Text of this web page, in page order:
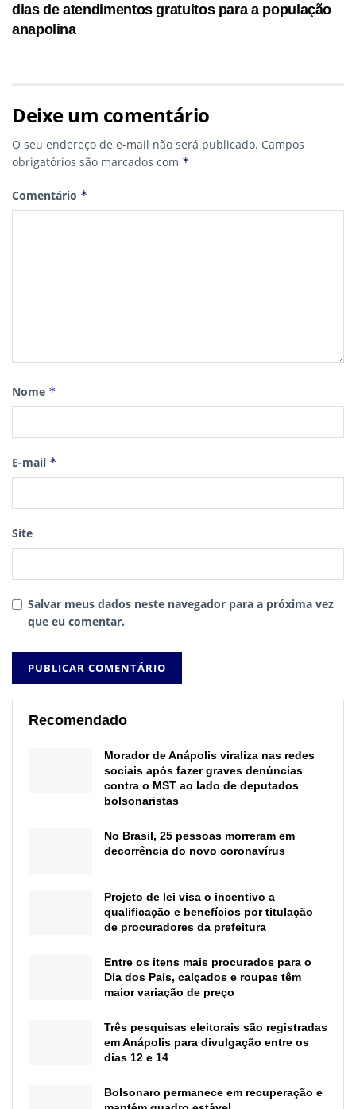
dias de atendimentos gratuitos para a população
anapolina
Deixe um comentário
O seu endereço de e-mail não será publicado. Campos
obrigatórios são marcados com *
Comentário *
Nome *
E-mail *
Site
Salvar meus dados neste navegador para a próxima vez
que eu comentar.
Recomendado
Morador de Anápolis viraliza nas redes
sociais após fazer graves denúncias
contra o MST ao lado de deputados
bolsonaristas
No Brasil, 25 pessoas morreram em
decorrência do novo coronavírus
Projeto de lei visa o incentivo a
qualificação e benefícios por titulação
de procuradores da prefeitura
Entre os itens mais procurados para o
Dia dos Pais, calçados e roupas têm
maior variação de preço
Três pesquisas eleitorais são registradas
em Anápolis para divulgação entre os
dias 12 e 14
Bolsonaro permanece em recuperação e